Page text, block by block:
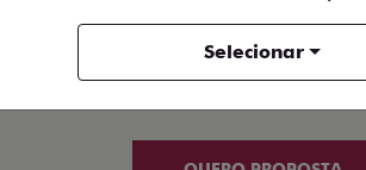
+ VER MAIS ITENS DE SÉRIE
Selecionar